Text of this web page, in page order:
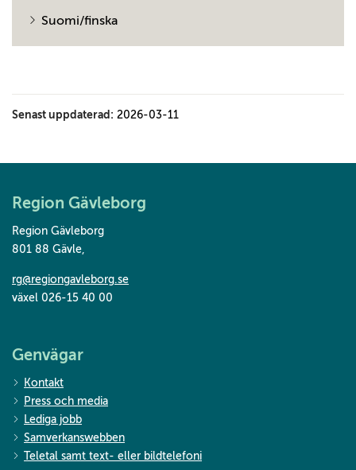
Suomi/finska
Senast uppdaterad: 2026-03-11
Region Gävleborg
Region Gävleborg
801 88 Gävle,
rg@regiongavleborg.se
växel 026-15 40 00
Genvägar
Kontakt
Press och media
Lediga jobb
Samverkanswebben
Teletal samt text- eller bildtelefoni